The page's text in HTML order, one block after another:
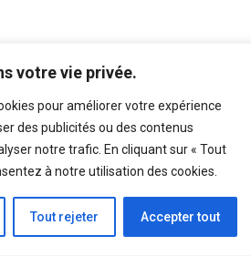
votre vie privée.
pour améliorer votre expérience
des publicités ou des contenus
notre trafic. En cliquant sur « Tout
à notre utilisation des cookies.
Tout rejeter Accepter tout
Park. Built using
Mesmerize Theme.
Accueil
NovAll